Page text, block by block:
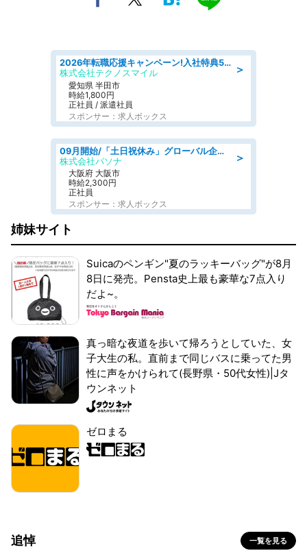
＞
2026年転職応援キャンペーン!入社特典58万円/デンソーで働こう!自動車工場で小型部品の検査業務 denso aichi
株式会社テクノスマイル
愛知県 半田市
時給1,800円
正社員 / 派遣社員
スポンサー：求人ボックス
＞
09月開始/「土日祝休み」グローバル企業での産業保健のお仕事/保健師/高時給/残業なし/服装自由
株式会社パソナ
大阪府 大阪市
時給2,300円
正社員
スポンサー：求人ボックス
姉妹サイト
Suicaのペンギン"夏のラッキーバッグ"が8月
8日に発売。Pensta史上最も豪華な7点入り
だよ~。
真っ暗な夜道を歩いて帰ろうとしていた、女
子大生の私。直前まで同じバスに乗ってた男
性に声をかけられて(長野県・50代女性)|Jタ
ウンネット
ゼロまる
追悼 一覧を見る